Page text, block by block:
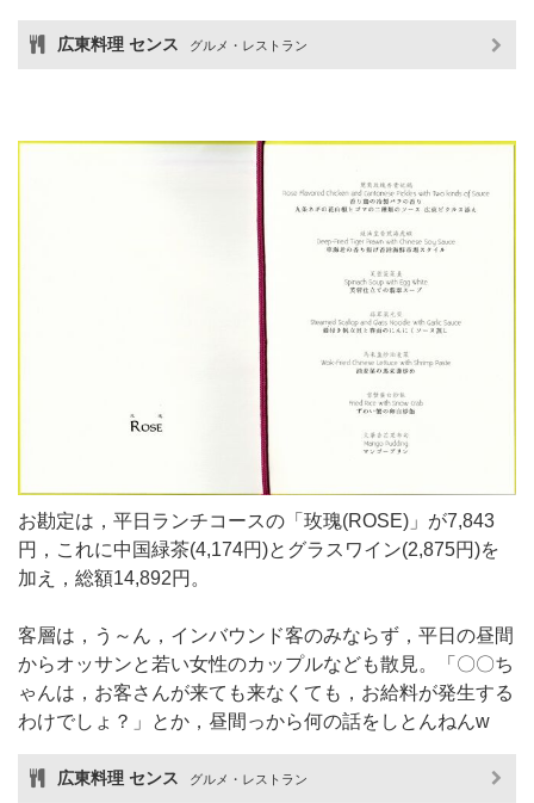
広東料理 センス グルメ・レストラン
お勘定は，平日ランチコースの「玫瑰(ROSE)」が7,843
円，これに中国緑茶(4,174円)とグラスワイン(2,875円)を
加え，総額14,892円。
客層は，う～ん，インバウンド客のみならず，平日の昼間
からオッサンと若い女性のカップルなども散見。「〇〇ち
ゃんは，お客さんが来ても来なくても，お給料が発生する
わけでしょ？」とか，昼間っから何の話をしとんねんw
広東料理 センス グルメ・レストラン